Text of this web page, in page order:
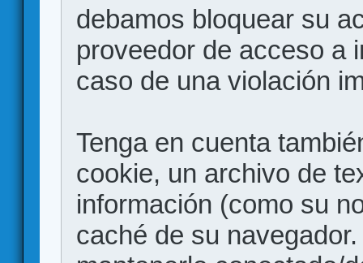
debamos bloquear su
proveedor de acceso a
caso de una violación
Tenga en cuenta
cookie, un archivo de
información (como su
caché de su